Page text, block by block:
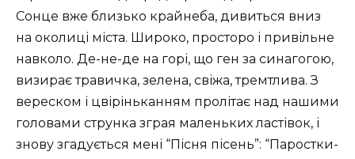
Сонце вже близько крайнеба, дивиться вниз
на околиці міста. Широко, просторо і привільне
навколо. Де-не-де на горі, що ген за синагогою,
визирає травичка, зелена, свіжа, тремтлива. З
вереском і цвіріньканням пролітає над нашими
головами струнка зграя маленьких ластівок, і
знову згадується мені “Пісня пісень”: “Паростки-